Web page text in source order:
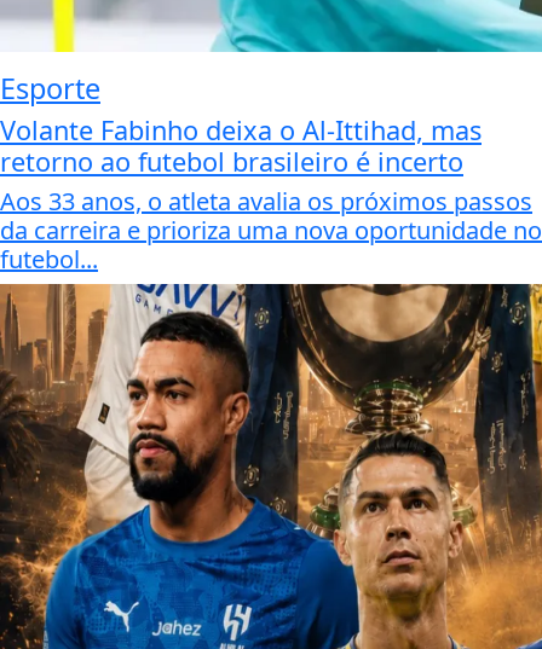
Esporte
Volante Fabinho deixa o Al-Ittihad, mas
retorno ao futebol brasileiro é incerto
Aos 33 anos, o atleta avalia os próximos passos
da carreira e prioriza uma nova oportunidade no
futebol...